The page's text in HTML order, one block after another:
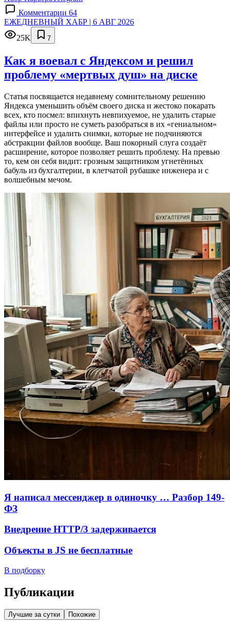
Комментарии 64
ЕЖЕДНЕВНЫЙ ХАБР | 6 АВГ 2026
25K
7
Как я воевал с Яндексом и решил
проблему «мертвых душ» на диске
Статья посвящается недавнему сомнительному решению
Яндекса уменьшить объём своего диска и жестоко покарать
всех, кто посмел: впихнуть невпихуемое, не удалить старые
файлы или просто не суметь разобраться в их «гениальном»
интерфейсе и удалить снимки, которые не подчиняются
абстракции файлов вообще. Ваш покорный слуга создаёт
расширение, которое позволяет решить проблему. На превью
то, кем он себя видит: грозным защитником угнетённых
бабуль из бухгалтерии, в клетчатой рубашке инженера и с
волшебным мечом.
Я написал мессенджер в одиночку … Разбор 149-
ФЗ
Внедрение HTTP/3 задерживается
Объекты в JS не бесплатные
В подборку
Публикации
Лучшие за сутки Похожие